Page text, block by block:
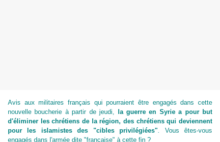
Avis aux militaires français qui pourraient être engagés dans cette
nouvelle boucherie à partir de jeudi,
la guerre en Syrie a pour but
d'éliminer les chrétiens de la région, des chrétiens qui deviennent
pour les islamistes des "cibles privilégiées". Vous êtes-vous
engagés dans l'armée dite "française" à cette fin ?